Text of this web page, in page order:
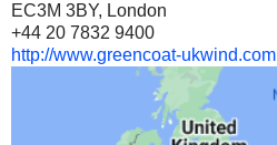
EC3M 3BY, London
+44 20 7832 9400
http://www.greencoat-ukwind.com